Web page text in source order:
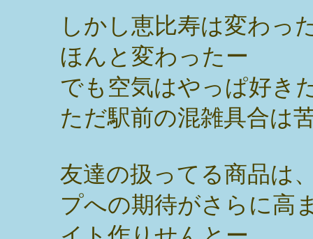
しかし恵比寿は変わっ
ほんと変わったー
でも空気はやっぱ好き
ただ駅前の混雑具合は
友達の扱ってる商品は
プへの期待がさらに高